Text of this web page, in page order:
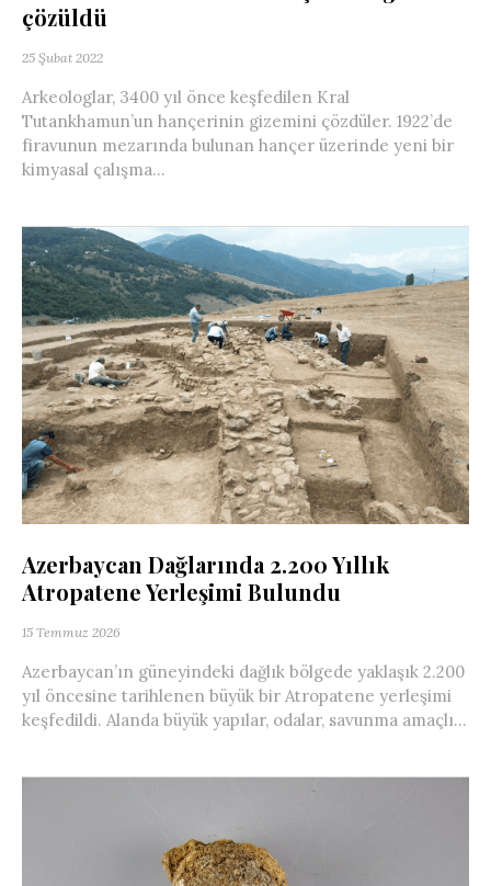
çözüldü
25 Şubat 2022
Arkeologlar, 3400 yıl önce keşfedilen Kral
Tutankhamun’un hançerinin gizemini çözdüler. 1922’de
firavunun mezarında bulunan hançer üzerinde yeni bir
kimyasal çalışma...
Azerbaycan Dağlarında 2.200 Yıllık
Atropatene Yerleşimi Bulundu
15 Temmuz 2026
Azerbaycan’ın güneyindeki dağlık bölgede yaklaşık 2.200
yıl öncesine tarihlenen büyük bir Atropatene yerleşimi
keşfedildi. Alanda büyük yapılar, odalar, savunma amaçlı...